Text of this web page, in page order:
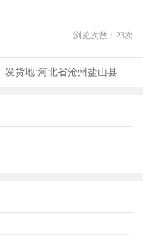
浏览次数： 23次
发货地:河北省沧州盐山县